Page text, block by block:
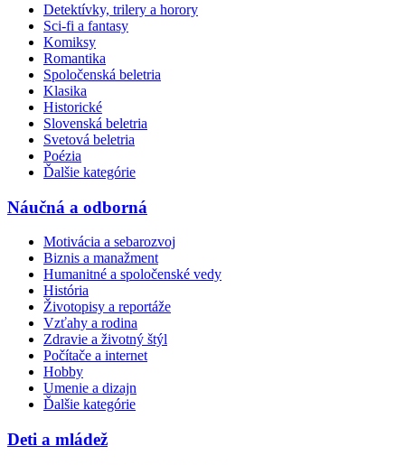
Detektívky, trilery a horory
Sci-fi a fantasy
Komiksy
Romantika
Spoločenská beletria
Klasika
Historické
Slovenská beletria
Svetová beletria
Poézia
Ďalšie kategórie
Náučná a odborná
Motivácia a sebarozvoj
Biznis a manažment
Humanitné a spoločenské vedy
História
Životopisy a reportáže
Vzťahy a rodina
Zdravie a životný štýl
Počítače a internet
Hobby
Umenie a dizajn
Ďalšie kategórie
Deti a mládež